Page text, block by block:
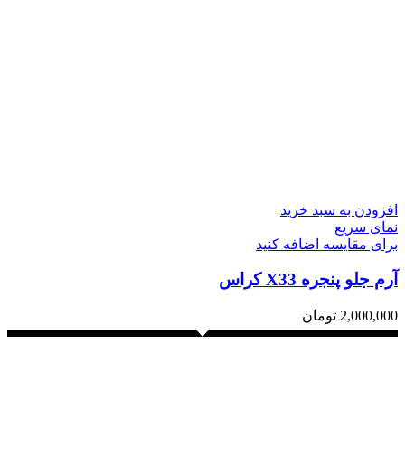
افزودن به سبد خرید
نمای سریع
برای مقایسه اضافه کنید
آرم جلو پنجره X33 کراس
2,000,000 تومان